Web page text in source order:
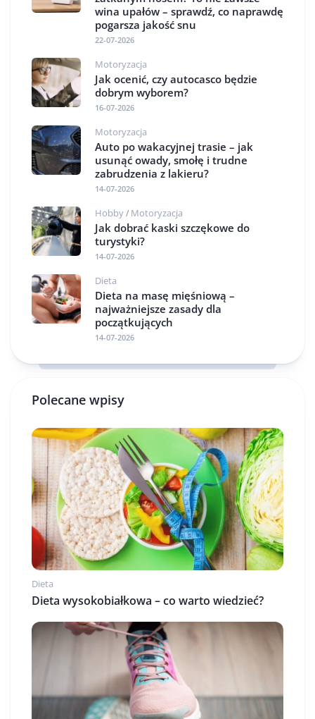
wina upałów – sprawdź, co naprawdę
pogarsza jakość snu
22-07-2026
Motoryzacja
Jak ocenić, czy autocasco będzie
dobrym wyborem?
16-07-2026
Motoryzacja
Auto po wakacyjnej trasie – jak
usunąć owady, smołę i trudne
zabrudzenia z lakieru?
14-07-2026
Hobby/ Motoryzacja
Jak dobrać kaski szczękowe do
turystyki?
14-07-2026
Dieta
Dieta na masę mięśniową –
najważniejsze zasady dla
początkujących
14-07-2026
Polecane wpisy
Dieta
Dieta wysokobiałkowa – co warto wiedzieć?